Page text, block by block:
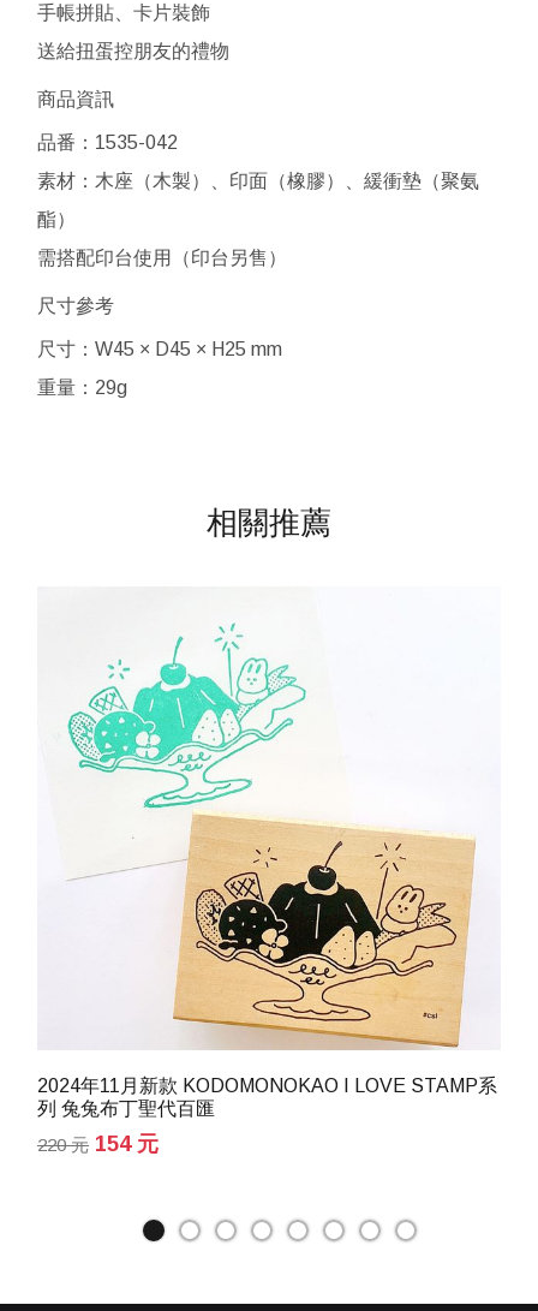
手帳拼貼、卡片裝飾
送給扭蛋控朋友的禮物
商品資訊
品番：1535-042
素材：木座（木製）、印面（橡膠）、緩衝墊（聚氨
酯）
需搭配印台使用（印台另售）
尺寸參考
尺寸：W45 × D45 × H25 mm
重量：29g
相關推薦
2024年11月新款 KODOMONOKAO I LOVE STAMP系
列 兔兔布丁聖代百匯
220 元 154 元